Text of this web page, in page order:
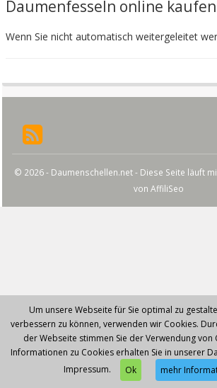
Daumenfesseln online kaufen
Wenn Sie nicht automatisch weitergeleitet
© 2026 - Daumenschellen.net - Diese Seite läuft
von AffiliSeo
Um unsere Webseite für Sie optimal zu
verbessern zu können, verwenden wir Cookies.
der Webseite stimmen Sie der Verwendung von
Informationen zu Cookies erhalten Sie in unserer
Impressum.
Ok mehr